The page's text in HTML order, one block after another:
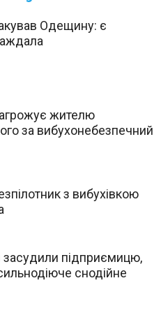
Одещину: є
жителю
за вибухонебезпечний
з вибухівкою
снодійне